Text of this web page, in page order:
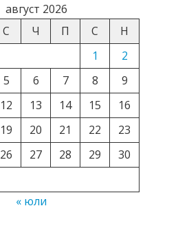
август 2026
С Ч П С
Н
1
2
5 6 7 8
9
12 13 14 15
16
19 20 21 22
23
26 27 28 29
30
« юли